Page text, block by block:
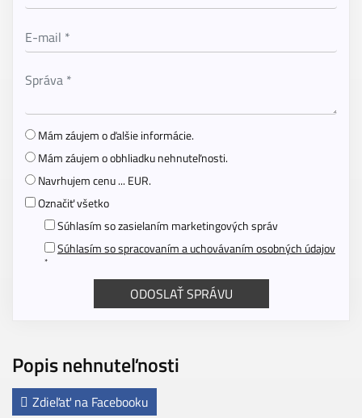
Popis nehnuteľnosti
Zdieľať na Facebooku
Mám záujem o ďalšie informácie.
Mám záujem o obhliadku nehnuteľnosti.
Navrhujem cenu ... EUR.
Označiť všetko
Súhlasím so zasielaním marketingových správ
Súhlasím so spracovaním a uchovávaním osobných údajov
*